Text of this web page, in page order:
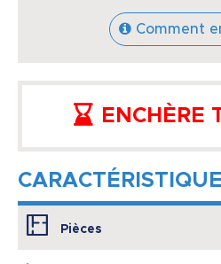
Comment
ENCHÈRE
Pièces